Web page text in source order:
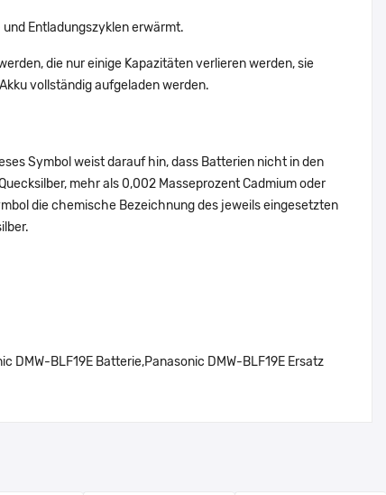
Entladungszyklen erwärmt.
die nur einige Kapazitäten verlieren werden, sie
vollständig aufgeladen werden.
Symbol weist darauf hin, dass Batterien nicht in den
mehr als 0,002 Masseprozent Cadmium oder
die chemische Bezeichnung des jeweils eingesetzten
DMW-BLF19E Batterie,Panasonic DMW-BLF19E Ersatz